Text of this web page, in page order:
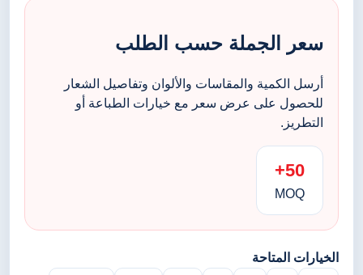
سعر الجملة حسب الطلب
أرسل الكمية والمقاسات والألوان وتفاصيل الشعار
للحصول على عرض سعر مع خيارات الطباعة أو
التطريز.
50+
MOQ
الخيارات المتاحة